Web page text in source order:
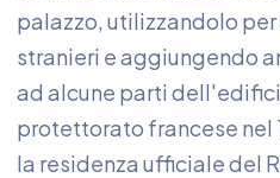
palazzo, utilizzandolo
stranieri e aggiungendo
ad alcune parti
protettorato francese nel
la residenza ufficiale del